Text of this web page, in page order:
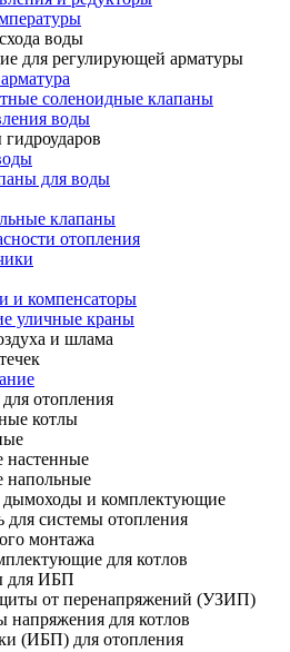
воды
для регулирующей арматуры
соленоидные клапаны
воды
для воды
клапаны
отопления
и компенсаторы
уличные краны
и шлама
отопления
котлы
настенные
напольные
дымоходы и комплектующие
для системы отопления
монтажа
для котлов
для ИБП
от перенапряжений (УЗИП)
напряжения для котлов
(ИБП) для отопления